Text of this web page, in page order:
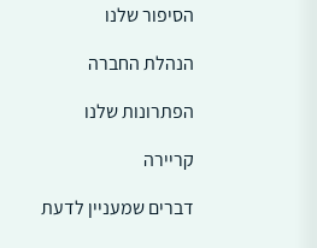
הסיפור שלנו
הנהלת החברה
הפתרונות שלנו
קריירה
דברים שמעניין לדעת